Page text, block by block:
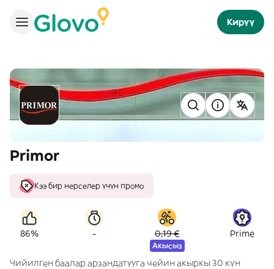
Кирүү
Primor
Кээ бир нерселер үчүн промо
86% - 0,19 €
Акысыз
Prime
Чийилген баалар арзандатууга чейин акыркы 30 күн